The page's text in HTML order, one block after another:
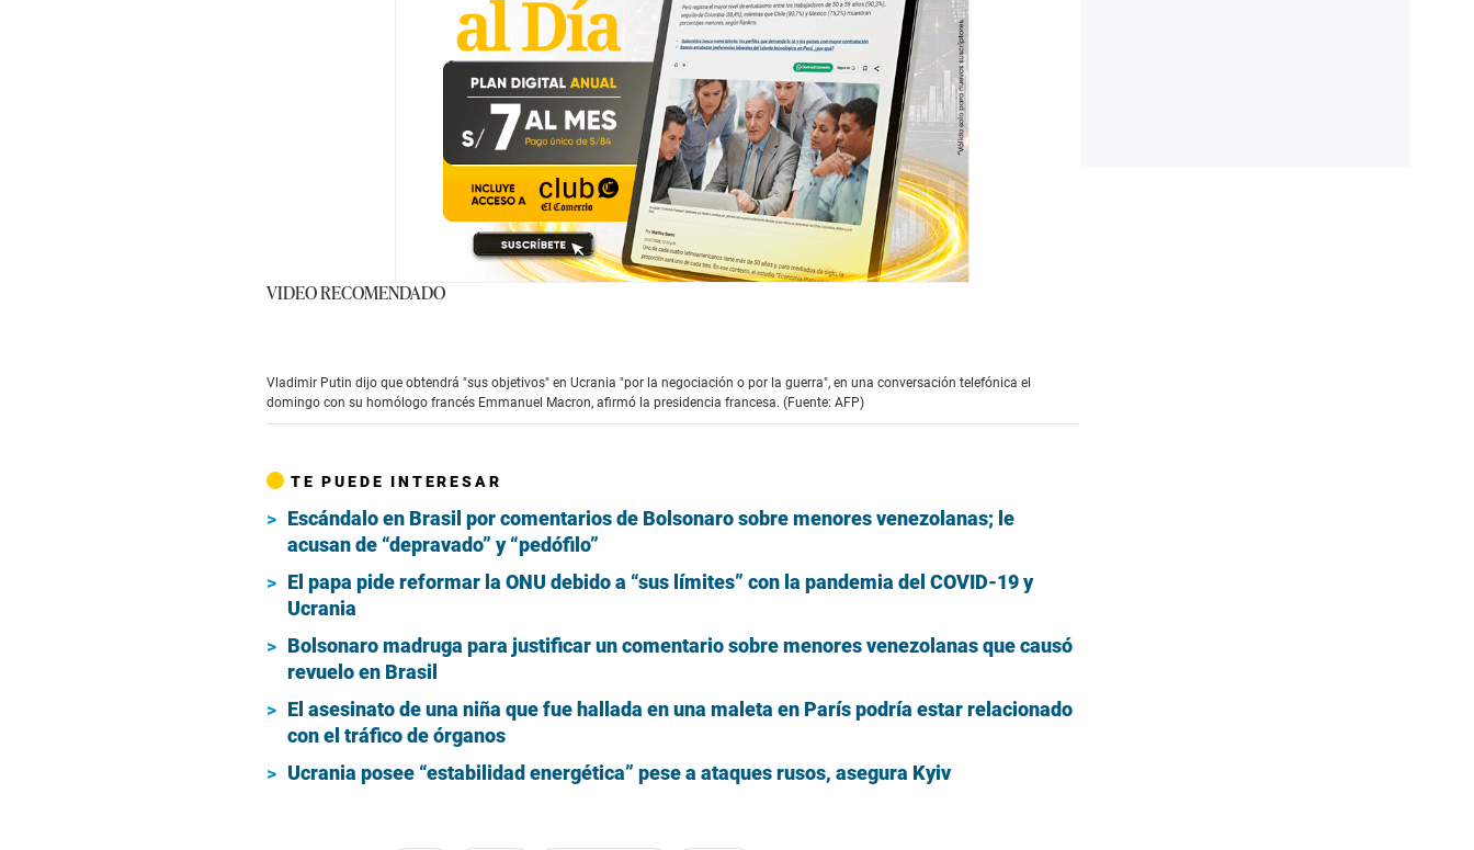
VIDEO RECOMENDADO
Vladimir Putin dijo que obtendrá "sus objetivos" en Ucrania "por la negociación o por la guerra", en una conversación telefónica el
domingo con su homólogo francés Emmanuel Macron, afirmó la presidencia francesa. (Fuente: AFP)
TE PUEDE INTERESAR
Escándalo en Brasil por comentarios de Bolsonaro sobre menores venezolanas; le
acusan de “depravado” y “pedófilo”
El papa pide reformar la ONU debido a “sus límites” con la pandemia del COVID-19 y
Ucrania
Bolsonaro madruga para justificar un comentario sobre menores venezolanas que causó
revuelo en Brasil
El asesinato de una niña que fue hallada en una maleta en París podría estar relacionado
con el tráfico de órganos
Ucrania posee “estabilidad energética” pese a ataques rusos, asegura Kyiv